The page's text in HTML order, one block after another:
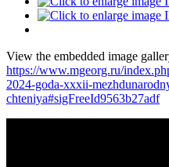
View the embedded image
https://www.mgeorg.ru/
2024-goda-xxxii-
chteniya#sigFreeId9563b27adf